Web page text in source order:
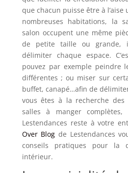
que chacun puisse être à l’aise
nombreuses habitations, la
salon occupent une même
de petite taille ou grande,
délimiter chaque espace.
pouvez par exemple peindre
différentes ; ou miser sur
buffet, canapé…afin de
vous êtes à la recherche des
salles à manger complètes,
Lestendances reste à votre
Over Blog de Lestendances
conseils pratiques pour la
intérieur.